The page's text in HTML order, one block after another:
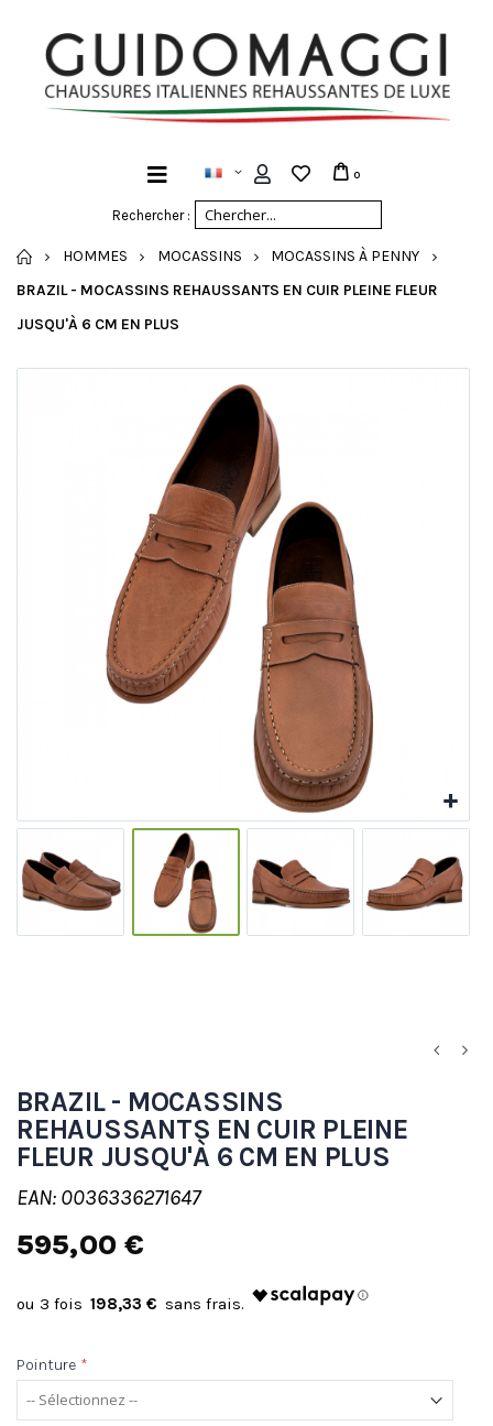
Rechercher :
0
ACCUEIL
HOMMES MOCASSINS
MOCASSINS À PENNY
BRAZIL - MOCASSINS REHAUSSANTS EN CUIR PLEINE FLEUR
JUSQU'À 6 CM EN PLUS
BRAZIL - MOCASSINS
REHAUSSANTS EN CUIR PLEINE
FLEUR JUSQU'À 6 CM EN PLUS
EAN: 0036336271647
595,00 €
198,33 €
Pointure *